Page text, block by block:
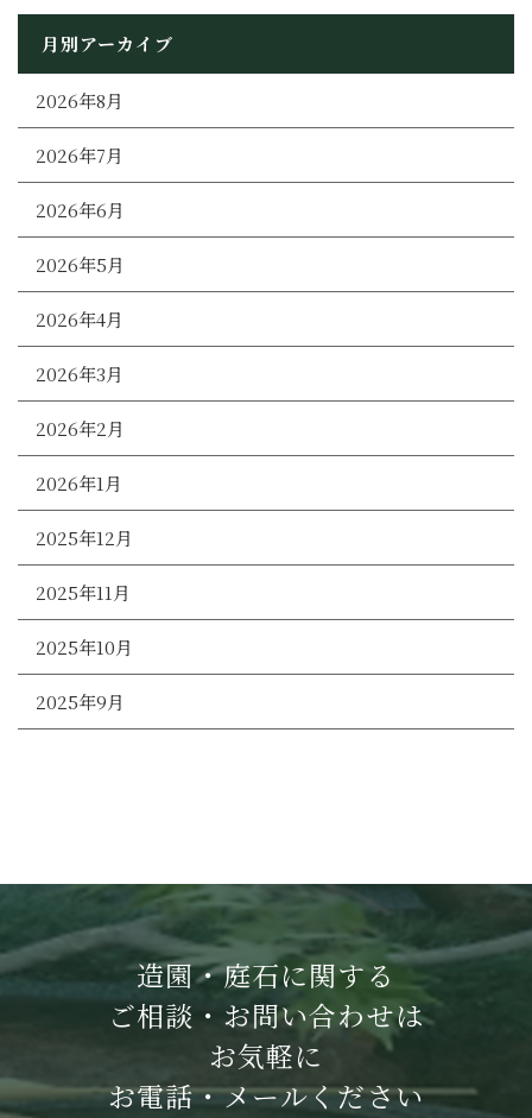
月別アーカイブ
2026年8月
2026年7月
2026年6月
2026年5月
2026年4月
2026年3月
2026年2月
2026年1月
2025年12月
2025年11月
2025年10月
2025年9月
造園・庭石に関する
ご相談・お問い合わせは
お気軽に
お電話・メールください